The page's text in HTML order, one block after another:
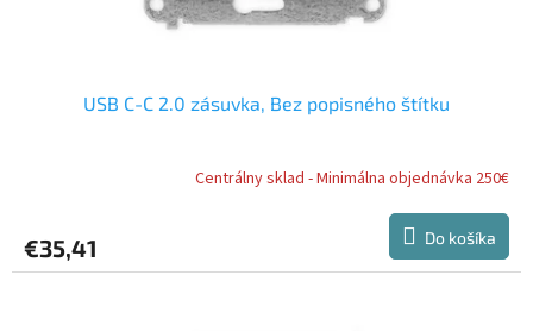
USB C-C 2.0 zásuvka, Bez popisného štítku
Centrálny sklad - Minimálna objednávka 250€
€35,41 Do košíka